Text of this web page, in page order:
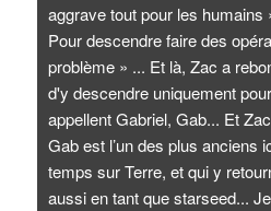
aggrave tout pour les humains
Pour descendre faire des
problème » ... Et là, Zac a
d'y descendre uniquement
appellent Gabriel, Gab... Et
Gab est l’un des plus anciens
temps sur Terre, et qui y
aussi en tant que starseed...